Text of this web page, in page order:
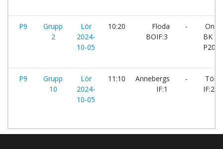
P9
Grupp
2
Lör
2024-
10-05
10:20
Floda
BOIF:3
-
BK
P9
Grupp
10
Lör
2024-
10-05
11:10
Annebergs
IF:1
-
Tölö
IF:2